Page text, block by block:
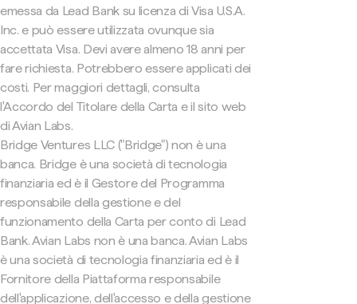
emessa da Lead Bank su licenza di Visa U.S.A.
Inc. e può essere utilizzata ovunque sia
accettata Visa. Devi avere almeno 18 anni per
fare richiesta. Potrebbero essere applicati dei
costi. Per maggiori dettagli, consulta
l'Accordo del Titolare della Carta e il sito web
di Avian Labs.
Bridge Ventures LLC ("Bridge") non è una
banca. Bridge è una società di tecnologia
finanziaria ed è il Gestore del Programma
responsabile della gestione e del
funzionamento della Carta per conto di Lead
Bank. Avian Labs non è una banca. Avian Labs
è una società di tecnologia finanziaria ed è il
Fornitore della Piattaforma responsabile
dell'applicazione, dell'accesso e della gestione